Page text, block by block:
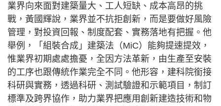
業界向來面對建築量大、工人短缺、成本高昂的挑
戰，黃國輝說，業界並不抗拒創新，而是要做好風險
管理，對投資回報、制度配套、實務落地有把握。他
舉例，「組裝合成」建築法（MiC）能夠提速提效，
惟業界初期處處擔憂，全因方法革新，由生產至安裝
的工序也跟傳統作業完全不同。他形容，建科院銜接
科研與實務，透過科研、測試驗證和示範項目，制訂
標準及跨界協作，助力業界把應用創新建造技術和物